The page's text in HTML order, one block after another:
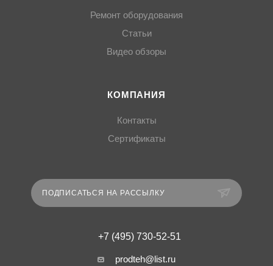
Ремонт оборудования
Статьи
Видео обзоры
КОМПАНИЯ
Контакты
Сертификаты
ПОДПИСАТЬСЯ НА РАССЫЛКУ
+7 (495) 730-52-51
prodteh@list.ru